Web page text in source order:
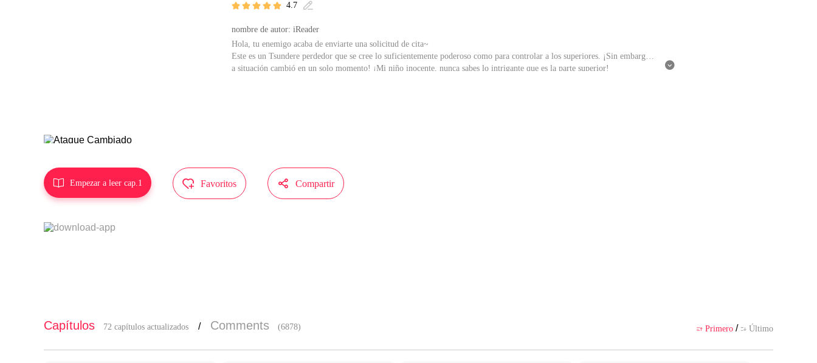
     4.7 
nombre de autor: iReader
Hola, tu enemigo acaba de enviarte una solicitud de cita~
Este es un Tsundere perdedor que se cree lo suficientemente poderoso como para controlar a los superiores. ¡Sin embargo, l
a situación cambió en un solo momento! ¡Mi niño inocente, nunca sabes lo intrigante que es la parte superior!

 Empezar a leer cap.1  Favoritos  Compartir
Capítulos 72 capítulos actualizados / Comments (6878)  Primero /  Último